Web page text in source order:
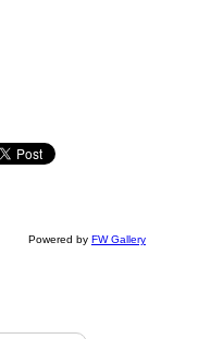
Powered by FW Gallery